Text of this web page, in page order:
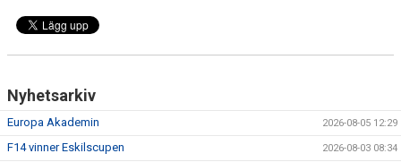
Nyhetsarkiv
Europa Akademin 2026-08-05 12:29
F14 vinner Eskilscupen 2026-08-03 08:34